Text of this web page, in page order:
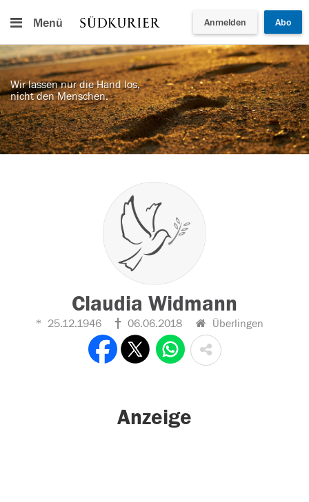
Menü Anmelden Abo
Wir lassen nur die Hand los,
nicht den Menschen.
Claudia Widmann
25.12.1946 06.06.2018 Überlingen
Anzeige